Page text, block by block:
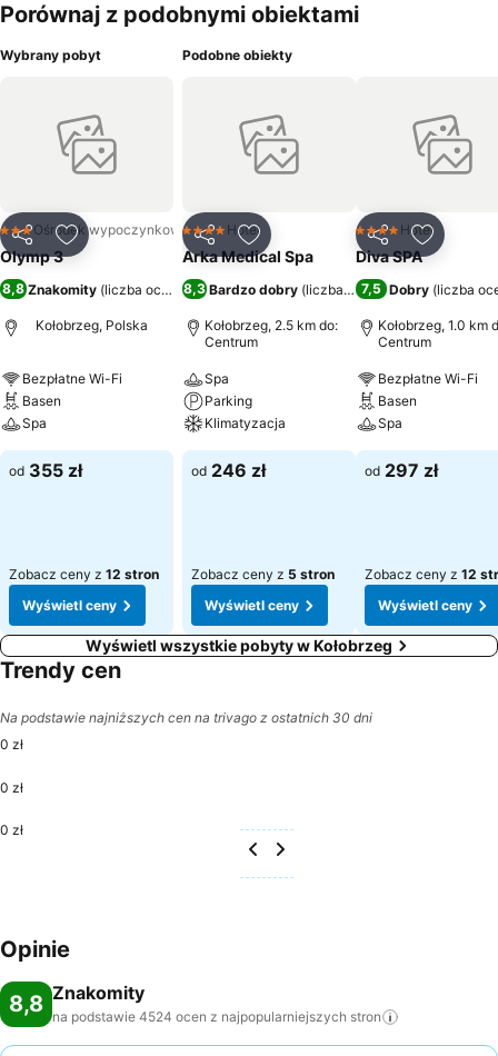
Porównaj z podobnymi obiektami
Wybrany pobyt
UdostępnijDodaj do ulubionych
3 KategoriaOśrodek wypoczynkowy
Olymp 3
8,8 Znakomity (liczba ocen: 4524)
Kołobrzeg, Polska
Bezpłatne Wi-Fi
Basen
Spa
od 355 zł
Zobacz ceny z 12 stron
Wyświetl ceny
Podobne obiekty
UdostępnijDodaj do ulubionych
4 Kategoria
Hotel
Arka Medical Spa
8,3Bardzo dobry (liczba ocen: 8130)
Kołobrzeg, 2.5 km do:
Centrum
Spa
Parking
Klimatyzacja
od 246 zł
Zobacz ceny z 5 stron
Wyświetl ceny
UdostępnijDodaj
4 Kategoria
Hotel
Diva SPA
7,5 Dobry (liczba
Kołobrzeg, 1.0 km
Centrum
Bezpłatne Wi-Fi
Basen
Spa
od 297 zł
Zobacz ceny z 12
Wyświetl ceny
Wyświetl wszystkie pobyty w Kołobrzeg
Trendy cen
Na podstawie najniższych cen na trivago z ostatnich 30 dni
0 zł
0 zł
0 zł
Opinie
8,8 Znakomity
na podstawie 4524 ocen z najpopularniejszych stron